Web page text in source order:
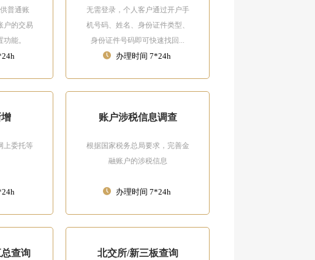
普通账
户的交易
能。
无需登录，个人客户通过开户手
机号码、姓名、身份证件类型、
身份证件号码即可快速找回...
办理时间 7*24h
上委托等
账户涉税信息调查
根据国家税务总局要求，完善金
融账户的涉税信息
办理时间 7*24h
查询 北交所/新三板查询